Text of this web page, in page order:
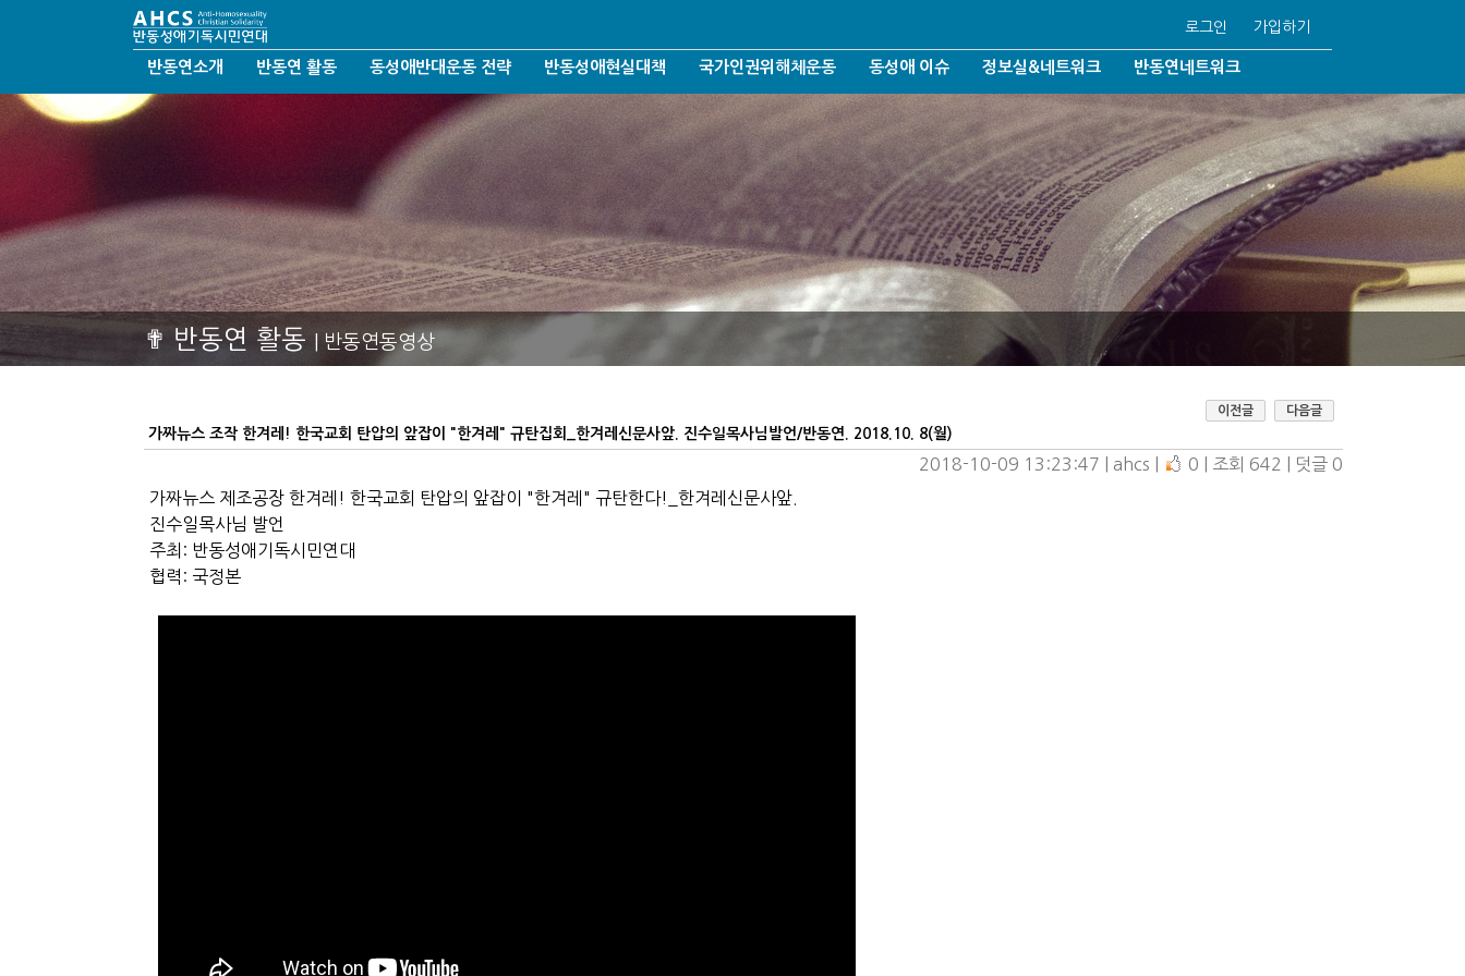
로그인 가입하기
반동연소개
반동연비전
섬기는 분들
반동연지회
오시는길
후원안내
반동연 활동
반동연칼럼
반동연앨범
반동연동영상
동성애반대운동 전략
반동성애운동
탈동성애운동
한국교회갱신정화운동
결혼가정회복운동
반동성애현실대책
반동성애운동철학
반동성애운동조직화
반동성애운동후원조직화
반동성애운동네트워크
결혼가정출산장려운동
건강사회회복운동
국가인권위해체운동
인권위/젠더/가짜인권
인권위와 차별금지법
인권위 언론보도 악행들
인권위 해체운동
동성애 이슈
선천성/전환치료
AIDS/성병
젠더/성소수자
포괄적차별금지법/동성결혼
헌법개정/군형법92조6/학생인권조례
퀴어축체/퀴어신학이단
표현의자유침해/기독교박해
반대자처벌/기타
정보실&네트워크
반동연언론보도
반동연자료실
국내협력기관
해외협력기관
Q&A
자유게시판
동성애온라인/일대일상담
반동연네트워크
✟ 반동연 활동 | 반동연동영상
이전글 다음글
가짜뉴스 조작 한겨레! 한국교회 탄압의 앞잡이 "한겨레" 규탄집회_한겨레신문사앞. 진수일목사님발언/반동연. 2018.10. 8(월)
2018-10-09 13:23:47 ahcs 0 조회 642
덧글 0
가짜뉴스 제조공장 한겨레! 한국교회 탄압의 앞잡이 "한겨레" 규탄한다!_한겨레신문사앞.
진수일목사님 발언
주최: 반동성애기독시민연대
협력: 국정본